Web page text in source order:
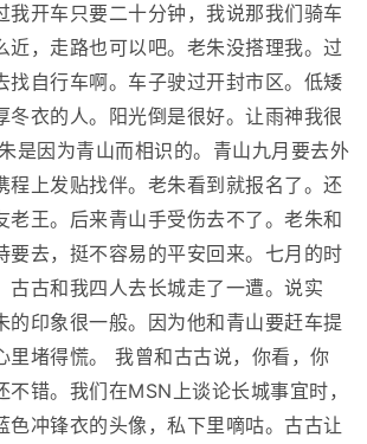
我开车只要二十分钟，我说那我们骑车
近，走路也可以吧。老朱没搭理我。过
找自行车啊。车子驶过开封市区。低矮
冬衣的人。阳光倒是很好。让雨神我很
是因为青山而相识的。青山九月要去外
程上发贴找伴。老朱看到就报名了。还
老王。后来青山手受伤去不了。老朱和
要去，挺不容易的平安回来。七月的时
古古和我四人去长城走了一遭。说实
的印象很一般。因为他和青山要赶车提
里堵得慌。 我曾和古古说，你看，你
错。我们在MSN上谈论长城事宜时，
色冲锋衣的头像，私下里嘀咕。古古让